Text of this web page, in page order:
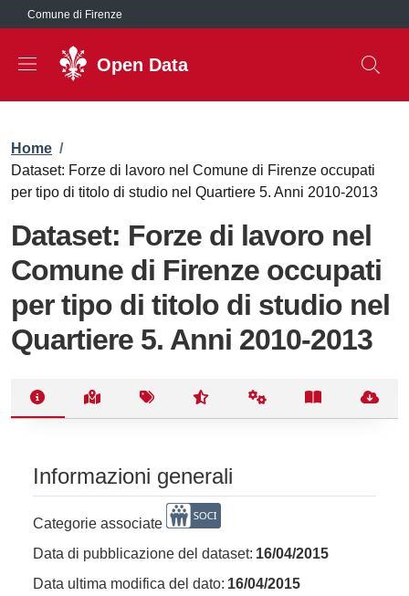
Salta al contenuto principale
Comune di Firenze
Open Data
Briciole di pane
Home /
Dataset: Forze di lavoro nel Comune di Firenze occupati
per tipo di titolo di studio nel Quartiere 5. Anni 2010-2013
Dataset: Forze di lavoro nel
Comune di Firenze occupati
per tipo di titolo di studio nel
Quartiere 5. Anni 2010-2013
Informazioni generali
Categorie associate
Data di pubblicazione del dataset: 16/04/2015
Data ultima modifica del dato: 16/04/2015